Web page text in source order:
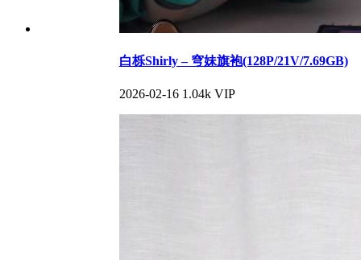
白栎Shirly – 穹妹旗袍(128P/21V/7.69GB)
2026-02-16 1.04k VIP